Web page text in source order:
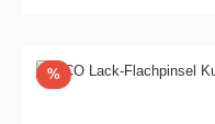
%Rabatt